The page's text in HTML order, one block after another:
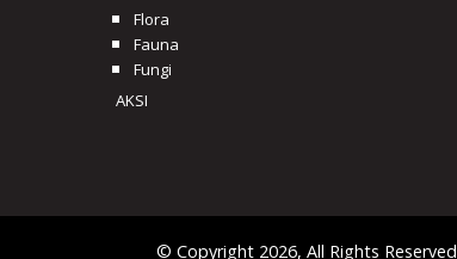
Flora
Fauna
Fungi
AKSI
© Copyright 2026, All Rights Reserved